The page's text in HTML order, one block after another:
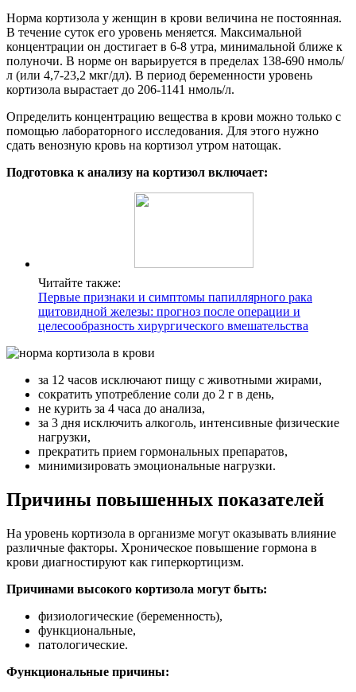
Норма кортизола у женщин в крови величина не постоянная.
В течение суток его уровень меняется. Максимальной
концентрации он достигает в 6-8 утра, минимальной ближе к
полуночи. В норме он варьируется в пределах 138-690 нмоль/
л (или 4,7-23,2 мкг/дл). В период беременности уровень
кортизола вырастает до 206-1141 нмоль/л.
Определить концентрацию вещества в крови можно только с
помощью лабораторного исследования. Для этого нужно
сдать венозную кровь на кортизол утром натощак.
Подготовка к анализу на кортизол включает:
Читайте также:
Первые признаки и симптомы папиллярного рака
щитовидной железы: прогноз после операции и
целесообразность хирургического вмешательства
за 12 часов исключают пищу с животными жирами,
сократить употребление соли до 2 г в день,
не курить за 4 часа до анализа,
за 3 дня исключить алкоголь, интенсивные физические
нагрузки,
прекратить прием гормональных препаратов,
минимизировать эмоциональные нагрузки.
Причины повышенных показателей
На уровень кортизола в организме могут оказывать влияние
различные факторы. Хроническое повышение гормона в
крови диагностируют как гиперкортицизм.
Причинами высокого кортизола могут быть:
физиологические (беременность),
функциональные,
патологические.
Функциональные причины: